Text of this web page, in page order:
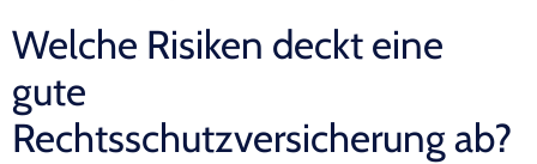
Welche Risiken deckt eine
gute
Rechtsschutzversicherung ab?